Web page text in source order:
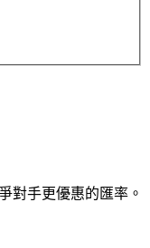
對手更優惠的匯率。